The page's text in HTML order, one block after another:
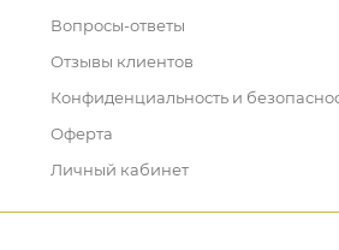
Вопросы-ответы
Отзывы клиентов
Конфиденциальность и
Оферта
Личный кабинет